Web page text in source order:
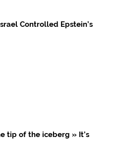
Controlled Epstein’s
tip of the iceberg » It’s